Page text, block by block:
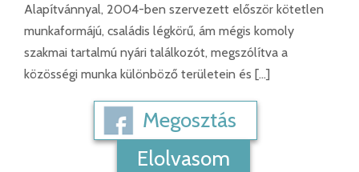
Alapítvánnyal, 2004-ben szervezett először kötetlen
munkaformájú, családis légkörű, ám mégis komoly
szakmai tartalmú nyári találkozót, megszólítva a
közösségi munka különböző területein és […]
Megosztás
Elolvasom